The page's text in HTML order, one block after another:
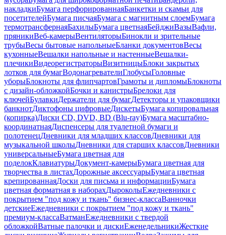
накладкиБумага перфорированнаяБанкетки и скамьи для
посетителейБумага писчаяБумага с магнитным слоемБумага
термотрансфернаяБахилыБумага цветнаяБейджиВазыВафли,
пряникиВеб-камерыВентиляторыБинокли и зрительные
трубыВесы бытовые напольныеБланки документовВесы
кухонныеВешалки напольные и настенныеВешалки-
плечикиВидеорегистраторыВизитницыБлоки закрытых
лотков для бумагВодонагревателиГлобусыГоловные
уборыБлокноты для флипчартовГрамоты и дипломыБлокноты
с дизайн-обложкойБочки и канистрыБрелоки для
ключейБулавкиДержатели для бумагДетекторы и упаковщики
банкнотДиктофоны цифровыеДискетыБумага копировальная
(копирка)Диски CD, DVD, BD (Blu-ray)Бумага масштабно-
координатнаяДиспенсеры для туалетной бумаги и
полотенецДневники для младших классовДневники для
музыкальной школыДневники для старших классовДневники
универсальныеБумага цветная для
поделокКлавиатурыДокумент-камерыБумага цветная для
творчества в листахДорожные аксессуарыБумага цветная
крепированнаяДоски для письма и информацииБумага
цветная форматная в наборахДыроколыЕжедневники с
покрытием "под кожу и ткань" бизнес-классаВанночки
детскиеЕжедневники с покрытием "под кожу и ткань"
премиум-классаВатманЕжедневники с твердой
обложкойВатные палочки и дискиЕженедельникиЖесткие